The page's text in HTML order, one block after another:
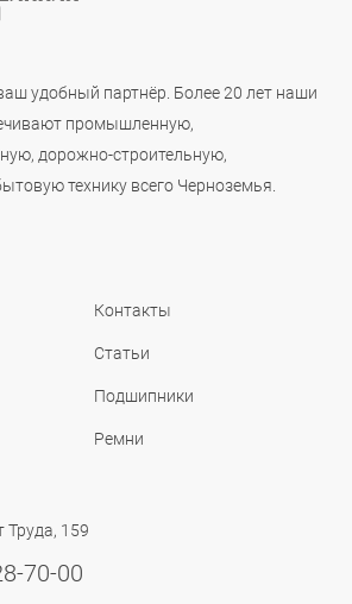
удобный партнёр. Более 20 лет наши
промышленную,
дорожно-строительную,
технику всего Черноземья.
Контакты
Статьи
Подшипники
Ремни
Труда, 159
70-00